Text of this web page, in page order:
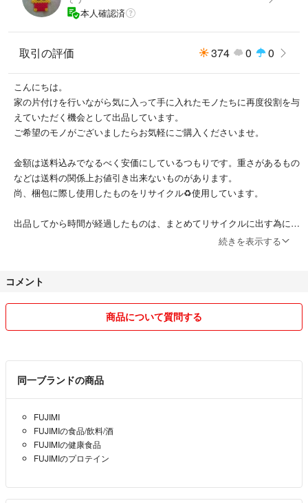
本人確認済
取引の評価 374 0 0
こんにちは。
家の片付けを行いながら気に入って手に入れたモノたちに再度役割を与
えていただく機会として出品しています。
ご希望のモノがございましたらお気軽にご購入くださいませ。
金額は送料込みでなるべく安価にしているつもりです。重さがあるもの
などは送料の関係上お値引き出来ないものがあります。
尚、梱包に際し使用したものをリサイクル♻️使用しています。
出品してから時間が経過したものは、まとめてリサイクルに出す為に削
購入意思がない購入申請はやめてください。
マナーのない方とのお取引きは極力避けさせていただきます。
続きを表示する
コメント
商品について質問する
同一ブランドの商品
FUJIMI
FUJIMIの食品/飲料/酒
FUJIMIの健康食品
FUJIMIのプロテイン